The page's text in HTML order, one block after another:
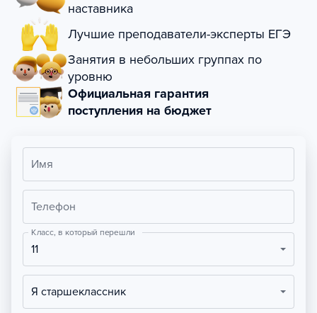
наставника
Лучшие преподаватели-эксперты ЕГЭ
Занятия в небольших группах по
уровню
Официальная гарантия
поступления на бюджет
Имя
Телефон
Класс, в который перешли
11
Я старшеклассник